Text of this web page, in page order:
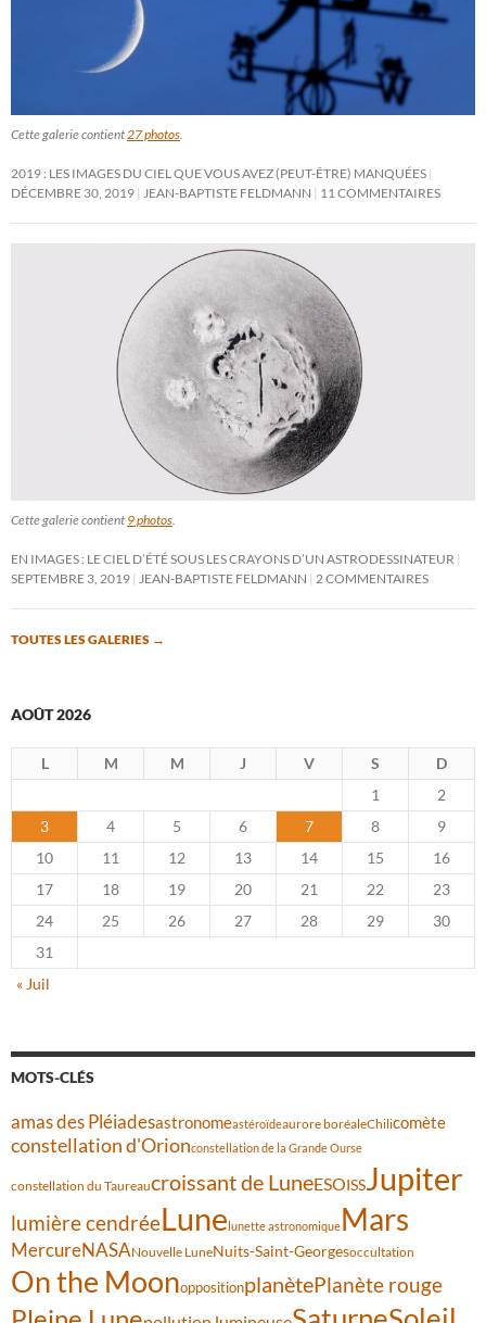
Cette galerie contient27 photos.
2019 : LES IMAGES DU CIEL QUE VOUS AVEZ (PEUT-ÊTRE) MANQUÉES
DÉCEMBRE 30, 2019 JEAN-BAPTISTE FELDMANN 11 COMMENTAIRES
Cette galerie contient 9 photos.
EN IMAGES : LE CIEL D’ÉTÉ SOUS LES CRAYONS D’UN ASTRODESSINATEUR
SEPTEMBRE 3, 2019 JEAN-BAPTISTE FELDMANN 2 COMMENTAIRES
TOUTES LES GALERIES →
AOÛT 2026
L M M J V S
D
1
2
3
4 5 6 7 8
9
10
11 12 13 14 15
16
17
18 19 20 21 22
23
24
25 26 27 28 29
30
31
« Juil
MOTS-CLÉS
amas des Pléiadesastronomeastéroïdeaurore boréaleChilicomète
constellation d'Orionconstellation de la Grande Ourse
constellation du Taureaucroissant de LuneESOISSJupiter
lumière cendréeLune lunette astronomiqueMars
MercureNASANouvelle LuneNuits-Saint-Georgesoccultation
On the MoonoppositionplanètePlanète rouge